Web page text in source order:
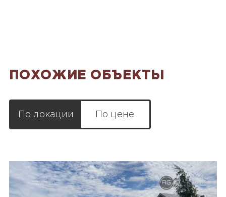
ПОХОЖИЕ ОБЪЕКТЫ
По локации По цене